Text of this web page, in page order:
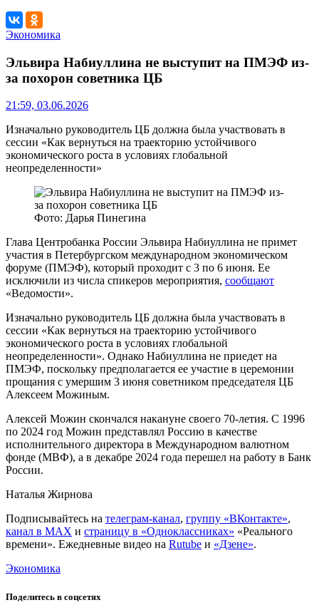
Экономика
Эльвира Набиуллина не выступит на ПМЭФ из-
за похорон советника ЦБ
21:59, 03.06.2026
Изначально руководитель ЦБ должна была участвовать в
сессии «Как вернуться на траекторию устойчивого
экономического роста в условиях глобальной
неопределенности»
Фото: Дарья Пинегина
Глава Центробанка России Эльвира Набиуллина не примет
участия в Петербургском международном экономическом
форуме (ПМЭФ), который проходит с 3 по 6 июня. Ее
исключили из числа спикеров мероприятия, сообщают
«Ведомости».
Изначально руководитель ЦБ должна была участвовать в
сессии «Как вернуться на траекторию устойчивого
экономического роста в условиях глобальной
неопределенности». Однако Набиуллина не приедет на
ПМЭФ, поскольку предполагается ее участие в церемонии
прощания с умершим 3 июня советником председателя ЦБ
Алексеем Можиным.
Алексей Можин скончался накануне своего 70-летия. С 1996
по 2024 год Можин представлял Россию в качестве
исполнительного директора в Международном валютном
фонде (МВФ), а в декабре 2024 года перешел на работу в Банк
России.
Наталья Жирнова
Подписывайтесь на телеграм-канал, группу «ВКонтакте»,
канал в MAX и страницу в «Одноклассниках» «Реального
времени». Ежедневные видео на Rutube и «Дзене».
Экономика
Поделитесь в соцсетях